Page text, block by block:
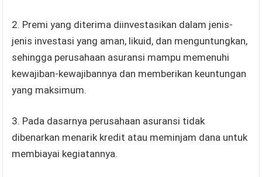
2. Premi yang diterima diinvestasikan dalam jenis-
jenis investasi yang aman, likuid, dan menguntungkan,
sehingga perusahaan asuransi mampu memenuhi
kewajiban-kewajibannya dan memberikan keuntungan
yang maksimum.
3. Pada dasarnya perusahaan asuransi tidak
dibenarkan menarik kredit atau meminjam dana untuk
membiayai kegiatannya.